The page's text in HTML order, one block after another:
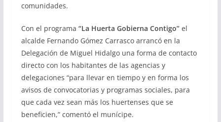
comunidades.
Con el programa “La Huerta Gobierna Contigo” el
alcalde Fernando Gómez Carrasco arrancó en la
Delegación de Miguel Hidalgo una forma de contacto
directo con los habitantes de las agencias y
delegaciones “para llevar en tiempo y en forma los
avisos de convocatorias y programas sociales, para
que cada vez sean más los huertenses que se
beneficien,” comentó el munícipe.